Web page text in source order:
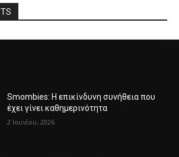
Smombies: Η επικίνδυνη συνήθεια που
έχει γίνει καθημερινότητα
2 Ιουνίου, 2026